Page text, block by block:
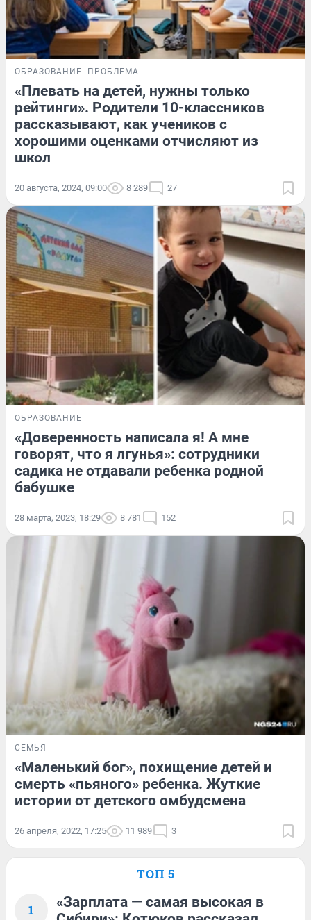
ОБРАЗОВАНИЕ ПРОБЛЕМА
«Плевать на детей, нужны только
рейтинги». Родители 10-классников
рассказывают, как учеников с
хорошими оценками отчисляют из
школ
20 августа, 2024, 09:00 8 289 27
ОБРАЗОВАНИЕ
«Доверенность написала я! А мне
говорят, что я лгунья»: сотрудники
садика не отдавали ребенка родной
бабушке
28 марта, 2023, 18:29 8 781 152
СЕМЬЯ
«Маленький бог», похищение детей и
смерть «пьяного» ребенка. Жуткие
истории от детского омбудсмена
26 апреля, 2022, 17:25 11 989 3
ТОП 5
1
«Зарплата — самая высокая в